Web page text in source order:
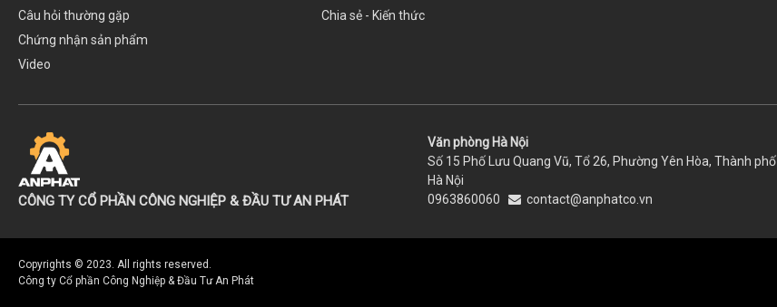
Câu hỏi thường gặp
Chứng nhận sản phẩm
Video
Chia sẻ - Kiến thức
CÔNG TY CỔ PHẦN CÔNG NGHIỆP & ĐẦU TƯ AN PHÁT
Văn phòng Hà Nội
Số 15 Phố Lưu Quang Vũ, Tổ 26, Phường Yên Hòa, Thành phố
Hà Nội
0963860060
contact@anphatco.vn
Copyrights © 2023. All rights reserved.
Công ty Cổ phần Công Nghiệp & Đầu Tư An Phát